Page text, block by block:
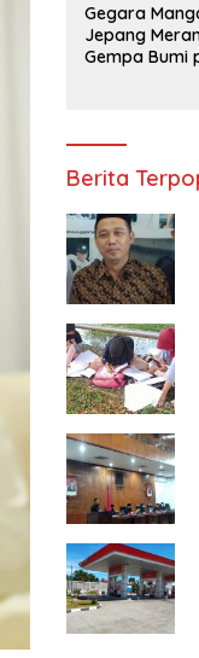
Gegara
Jepang
Gempa Bumi
Berita